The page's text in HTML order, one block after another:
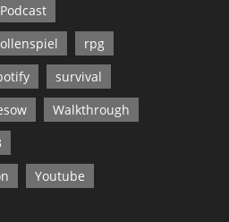
Podcast
rpg
survival
Walkthrough
Youtube